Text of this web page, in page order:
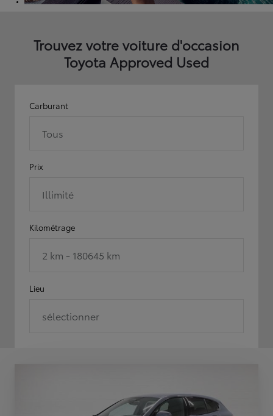
Trouvez votre voiture d'occasion
Toyota Approved Used
Carburant
Tous
Prix
Illimité
Kilométrage
2 km - 180645 km
Lieu
sélectionner